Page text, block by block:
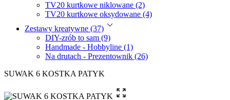
TV20 kurtkowe niklowane (2)
TV20 kurtkowe oksydowane (4)
Zestawy kreatywne (37)
DIY-zrób to sam (9)
Handmade - Hobbyline (1)
Na drutach - Prezentownik (26)
SUWAK 6 KOSTKA PATYK